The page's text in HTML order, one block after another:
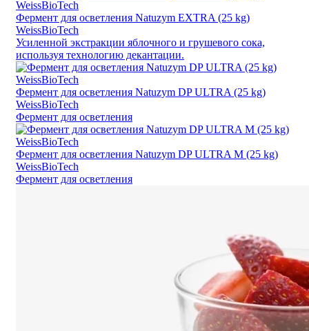
Фермент для осветления Natuzym EXTRA (25 kg)
WeissBioTech
Усиленной экстракции яблочного и грушевого сока,
используя технологию декантации.
Фермент для осветления Natuzym DP ULTRA (25 kg)
WeissBioTech
Фермент для осветления
Фермент для осветления Natuzym DP ULTRA M (25 kg)
WeissBioTech
Фермент для осветления